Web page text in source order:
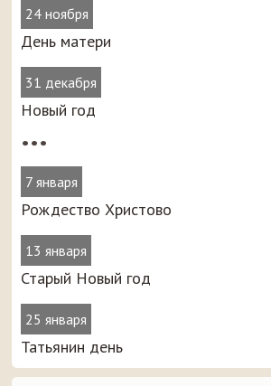
24 ноября
День матери
31 декабря
Новый год
•••
7 января
Рождество Христово
13 января
Старый Новый год
25 января
Татьянин день